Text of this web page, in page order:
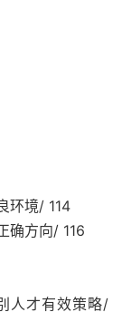
环境/ 114
确方向/ 116
人才有效策略/